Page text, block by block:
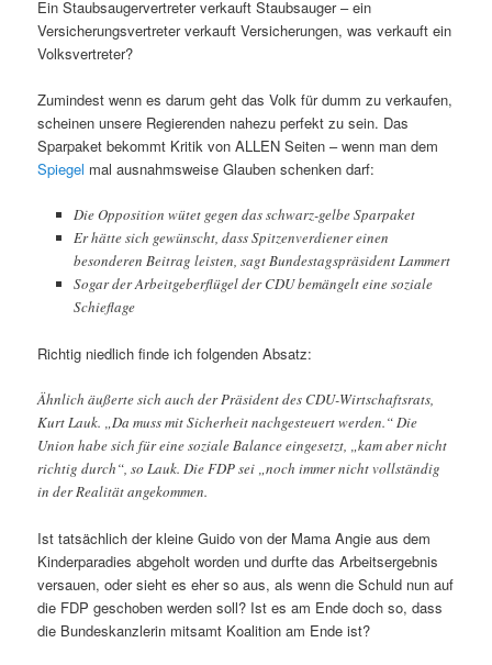
Ein Staubsaugervertreter verkauft Staubsauger – ein
Versicherungsvertreter verkauft Versicherungen, was verkauft ein
Volksvertreter?
Zumindest wenn es darum geht das Volk für dumm zu verkaufen,
scheinen unsere Regierenden nahezu perfekt zu sein. Das
Sparpaket bekommt Kritik von ALLEN Seiten – wenn man dem
Spiegel mal ausnahmsweise Glauben schenken darf:
Die Opposition wütet gegen das schwarz-gelbe Sparpaket
Er hätte sich gewünscht, dass Spitzenverdiener einen
besonderen Beitrag leisten, sagt Bundestagspräsident Lammert
Sogar der Arbeitgeberflügel der CDU bemängelt eine soziale
Schieflage
Richtig niedlich finde ich folgenden Absatz:
Ähnlich äußerte sich auch der Präsident des CDU-Wirtschaftsrats,
Kurt Lauk. „Da muss mit Sicherheit nachgesteuert werden.“ Die
Union habe sich für eine soziale Balance eingesetzt, „kam aber nicht
richtig durch“, so Lauk. Die FDP sei „noch immer nicht vollständig
in der Realität angekommen.
Ist tatsächlich der kleine Guido von der Mama Angie aus dem
Kinderparadies abgeholt worden und durfte das Arbeitsergebnis
versauen, oder sieht es eher so aus, als wenn die Schuld nun auf
die FDP geschoben werden soll? Ist es am Ende doch so, dass
die Bundeskanzlerin mitsamt Koalition am Ende ist?